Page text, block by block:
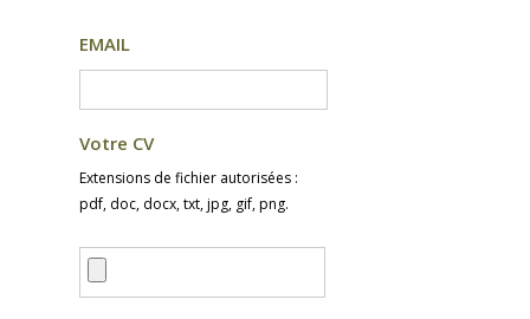
EMAIL
Votre CV
Extensions de fichier autorisées :
pdf, doc, docx, txt, jpg, gif, png.